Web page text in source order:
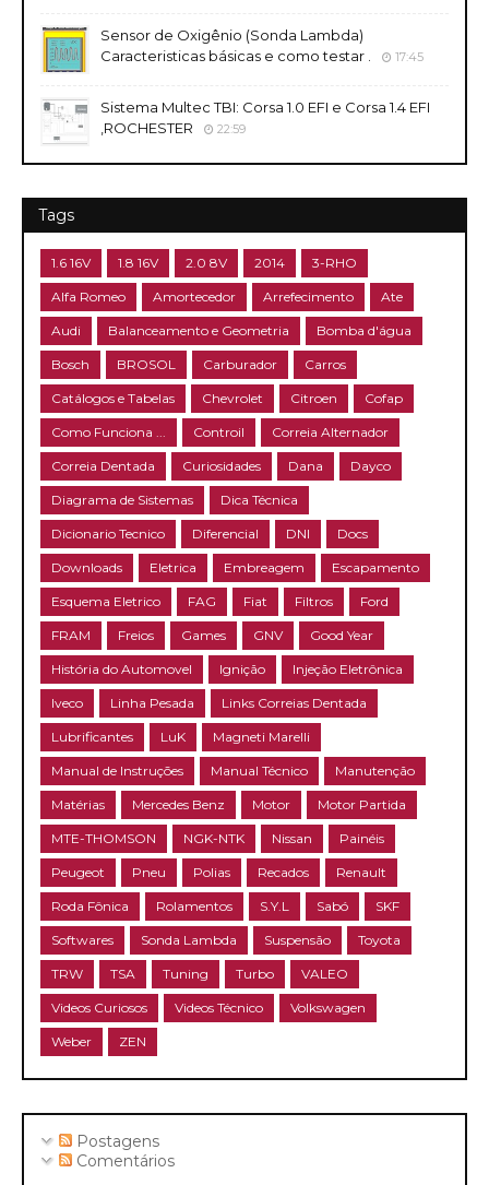
Sensor de Oxigênio (Sonda Lambda)
Caracteristicas básicas e como testar .
17:45
Sistema Multec TBI: Corsa 1.0 EFI e Corsa 1.4 EFI
,ROCHESTER
22:59
Tags
1.6 16V 1.8 16V 2.0 8V 2014 3-RHO
Alfa Romeo Amortecedor Arrefecimento Ate
Audi Balanceamento e Geometria Bomba d'água
Bosch BROSOL Carburador Carros
Catálogos e Tabelas Chevrolet Citroen Cofap
Como Funciona ... Controil Correia Alternador
Correia Dentada Curiosidades Dana Dayco
Diagrama de Sistemas Dica Técnica
Dicionario Tecnico Diferencial DNI Docs
Downloads Eletrica Embreagem Escapamento
Esquema Eletrico FAG Fiat Filtros Ford
FRAM Freios Games GNV Good Year
História do Automovel Ignição Injeção Eletrônica
Iveco Linha Pesada Links Correias Dentada
Lubrificantes LuK Magneti Marelli
Manual de Instruções Manual Técnico Manutenção
Matérias Mercedes Benz Motor Motor Partida
MTE-THOMSON NGK-NTK Nissan Painéis
Peugeot Pneu Polias Recados Renault
Roda Fônica Rolamentos S.Y.L Sabó SKF
Softwares Sonda Lambda Suspensão Toyota
TRW TSA Tuning Turbo VALEO
Videos Curiosos Videos Técnico Volkswagen
Weber ZEN
Postagens
Comentários